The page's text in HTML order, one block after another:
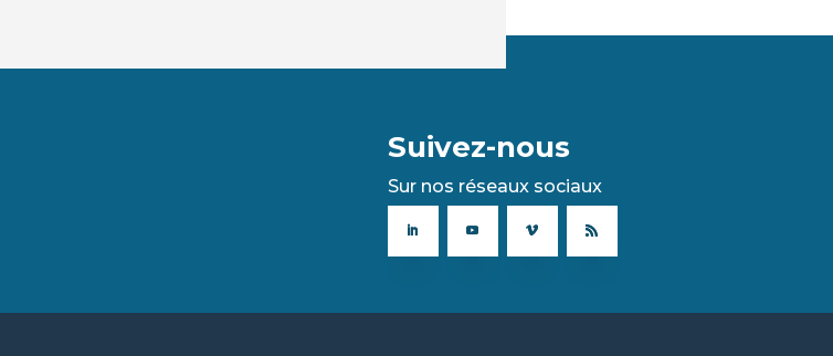
Suivez-nous
Sur nos réseaux sociaux